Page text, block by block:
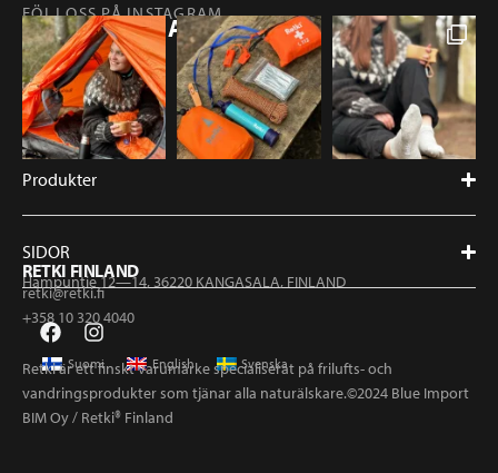
FÖLJ OSS PÅ INSTAGRAM
@RETKIFINLAND
Produkter
SIDOR
RETKI FINLAND
Hampuntie 12—14, 36220 KANGASALA, FINLAND
retki@retki.fi
+358 10 320 4040
Suomi English Svenska
Retki är ett finskt varumärke specialiserat på frilufts- och
vandringsprodukter som tjänar alla naturälskare.©2024 Blue Import
BIM Oy / Retki® Finland